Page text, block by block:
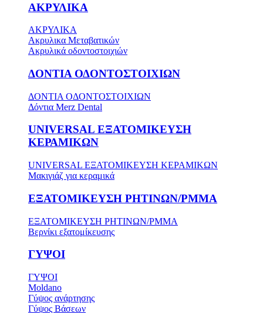
ΑΚΡΥΛΙΚΑ
ΑΚΡΥΛΙΚΑ
Ακρυλικα Μεταβατικών
Ακρυλικά οδοντοστοιχιών
ΔΟΝΤΙΑ ΟΔΟΝΤΟΣΤΟΙΧΙΩΝ
ΔΟΝΤΙΑ ΟΔΟΝΤΟΣΤΟΙΧΙΩΝ
Δόντια Merz Dental
UNIVERSAL ΕΞΑΤΟΜΙΚΕΥΣΗ
ΚΕΡΑΜΙΚΩΝ
UNIVERSAL ΕΞΑΤΟΜΙΚΕΥΣΗ ΚΕΡΑΜΙΚΩΝ
Μακιγιάζ για κεραμικά
ΕΞΑΤΟΜΙΚΕΥΣΗ ΡΗΤΙΝΩΝ/PMMA
ΕΞΑΤΟΜΙΚΕΥΣΗ ΡΗΤΙΝΩΝ/PMMA
Βερνίκι εξατομίκευσης
ΓΥΨΟΙ
ΓΥΨΟΙ
Moldano
Γύψος ανάρτησης
Γύψος Βάσεων